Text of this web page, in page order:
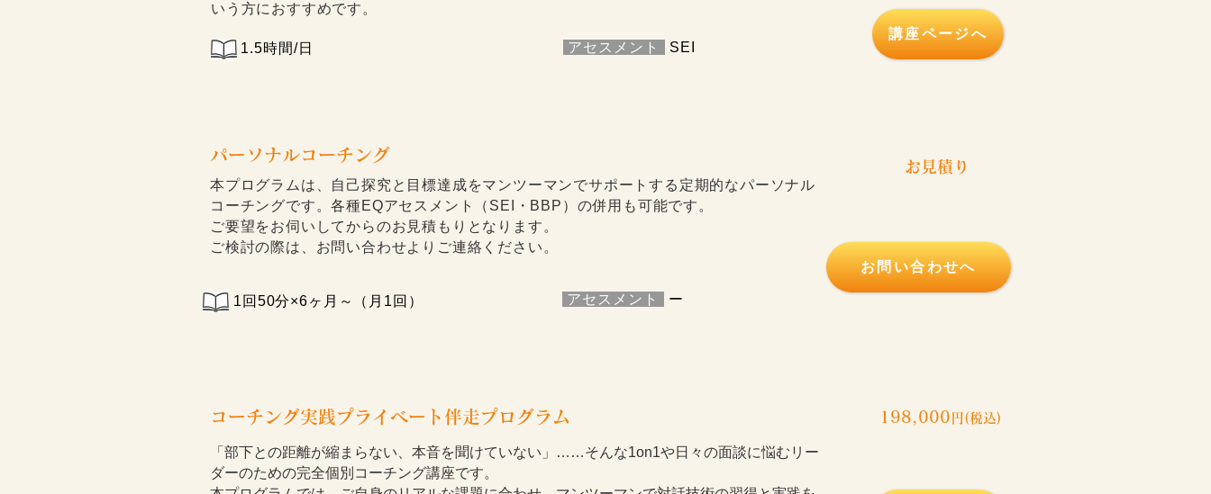
いう方におすすめです。
1.5時間/日 アセスメント SEI
講座ページへ
パーソナルコーチング
本プログラムは、自己探究と目標達成をマンツーマンでサポートする定期的なパーソナル
コーチングです。各種EQアセスメント（SEI・BBP）の併用も可能です。
​ご要望をお伺いしてからのお見積もりとなります。
ご検討の際は、お問い合わせよりご連絡ください。
1回50分×6ヶ月～（月1回） アセスメント ー
​お見積り
お問い合わせへ
コーチング実践プライベート伴走プログラム 198,000 円(税込)
「部下との距離が縮まらない、本音を聞けていない」……そんな1on1や日々の面談に悩むリー
ダーのための完全個別コーチング講座です。